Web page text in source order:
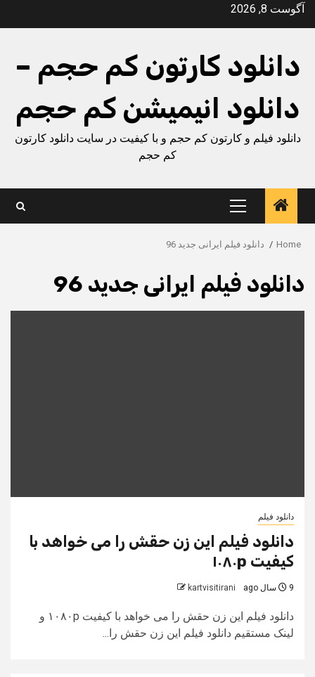
Skipآگوست 8, 2026
دانلود کارتون کم حجم –
دانلود انیمیشن کم حجم
دانلود فیلم و کارتون کم حجم و با کیفیت در سایت دانلود کارتون
کم حجم
Primary
Menu
Home دانلود فیلم ایرانی جدید 96
دانلود فیلم ایرانی جدید 96
دانلود فیلم
دانلود فیلم این زن حقش را می خواهد با
کیفیت ۱۰۸۰p
9 سال ago kartvisitirani
دانلود فیلم این زن حقش را می خواهد با کیفیت ۱۰۸۰p و
لینک مستقیم دانلود فیلم این زن حقش را...